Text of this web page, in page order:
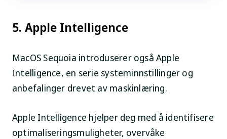
5. Apple Intelligence
MacOS Sequoia introduserer også Apple
Intelligence, en serie systeminnstillinger og
anbefalinger drevet av maskinlæring.
Apple Intelligence hjelper deg med å identifisere
optimaliseringsmuligheter, overvåke